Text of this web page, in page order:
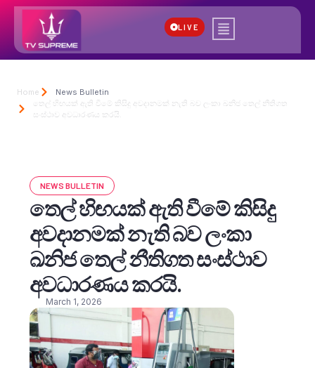
LIVE
Home
News Bulletin
තෙල් හිඟයක් ඇති වීමේ කිසිදු අවදානමක් නැති බව ලංකා ඛනිජ තෙල් නීතිගත
සංස්ථාව අවධාරණය කරයි.
NEWS BULLETIN
තෙල් හිඟයක් ඇති වීමේ කිසිදු
අවදානමක් නැති බව ලංකා
ඛනිජ තෙල් නීතිගත සංස්ථාව
අවධාරණය කරයි.
March 1, 2026